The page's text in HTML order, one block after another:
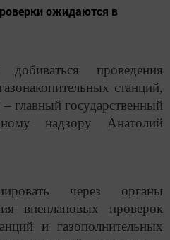
ожидаются в
проведения
станций,
главный государственный
надзору Анатолий
через органы
внеплановых проверок
и газополнительных